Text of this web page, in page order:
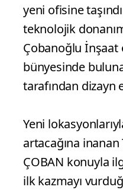
yeni ofisine
teknolojik
Çobanoğlu İnşaat
bünyesinde
tarafından dizayn
Yeni
artacağına
ÇOBAN konuyla
ilk kazmayı